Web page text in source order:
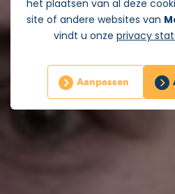
het plaatsen van al deze
site of andere websites van
vindt u onze privacy
Aanpassen